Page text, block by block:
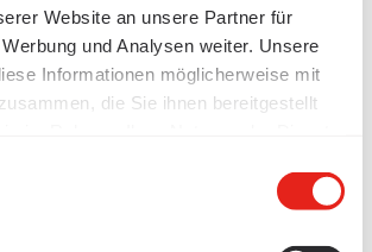
Website an unsere Partner für
und Analysen weiter. Unsere
Informationen möglicherweise mit
die Sie ihnen bereitgestellt